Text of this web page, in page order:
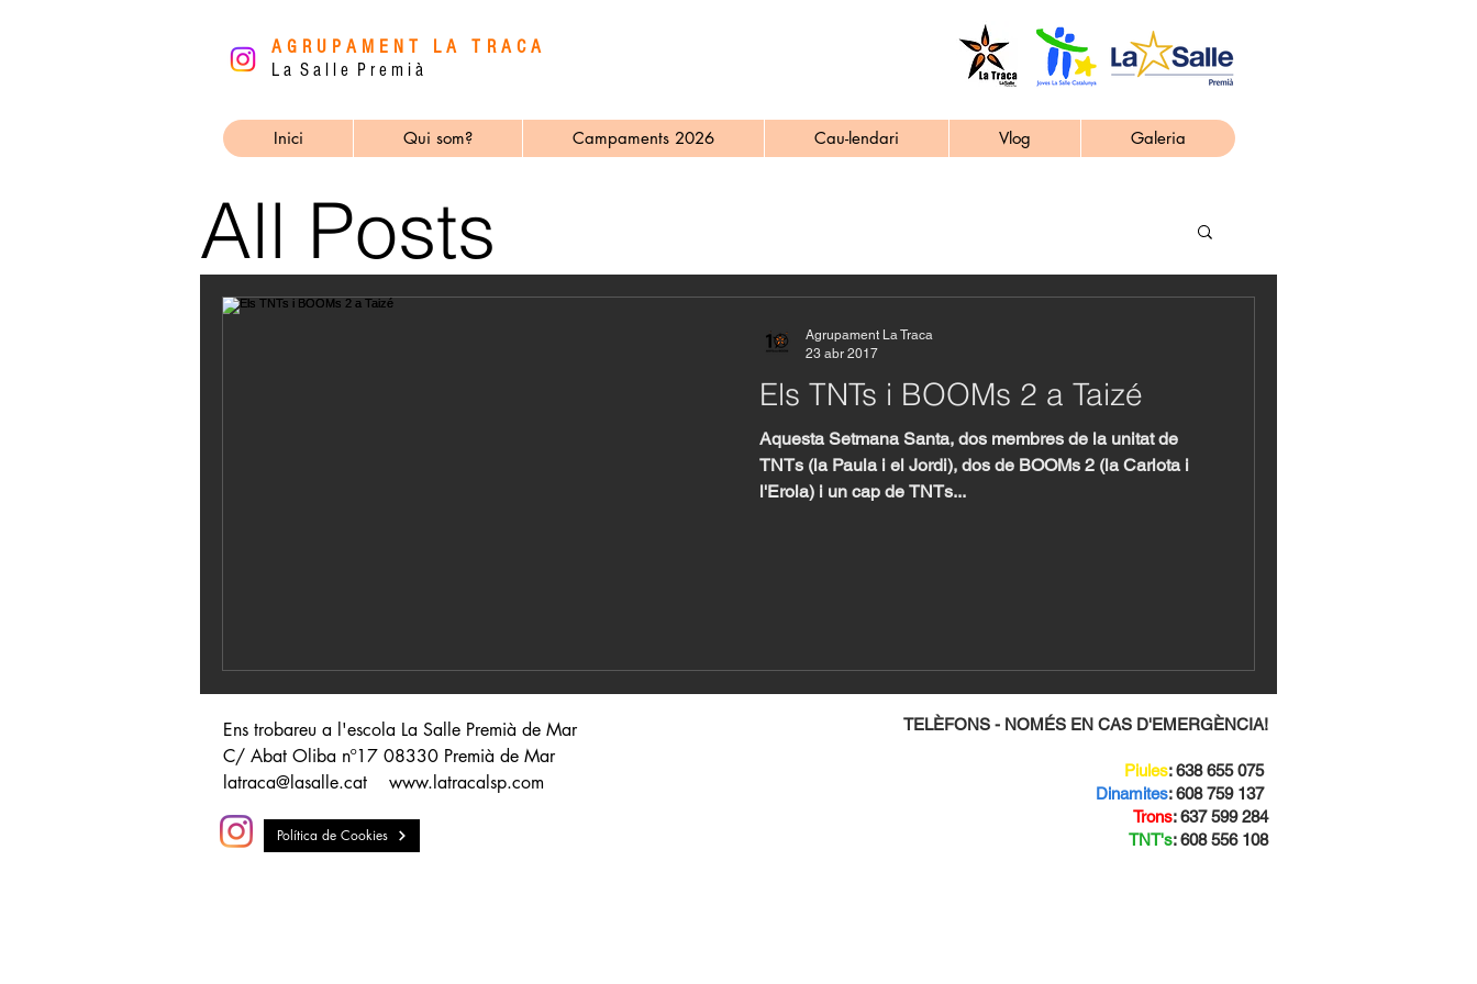
AGRUPAMENT LA TRACA
L a S a l l e P r e m i à
Inici Qui som? Campaments 2026 Cau-lendari Vlog Galeria
All Posts
Els TNTs i BOOMs 2 a Taizé
Aquesta Setmana Santa, dos membres de la unitat de
TNTs (la Paula i el Jordi), dos de BOOMs 2 (la Carlota i
l'Erola) i un cap de TNTs...
Agrupament La Traca
23 abr 2017
Ens trobareu a l'escola La Salle Premià de Mar
C/ Abat Oliba nº17 08330 Premià de Mar
latraca@lasalle.cat
www.latracalsp.com
Política de Cookies
TELÈFONS - NOMÉS EN CAS D'EMERGÈNCIA!
Piules: 638 655 075
Dinamites: 608 759 137
Trons: 637 599 284
TNT's: 608 556 108